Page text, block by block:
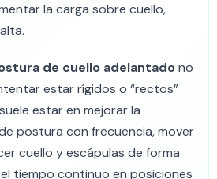
la carga sobre cuello,
de cuello adelantadono
estar rígidos o “rectos”
estar en mejorar la
postura con frecuencia, mover
cuello y escápulas de forma
tiempo continuo en posiciones